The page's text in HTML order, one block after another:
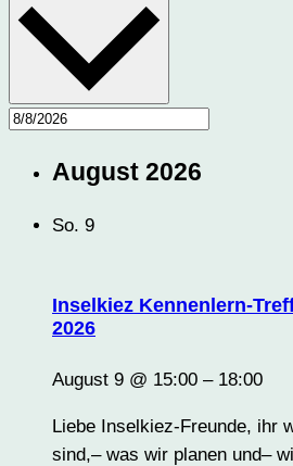
August 2026
So. 9
Inselkiez Kennenlern-
2026
August 9 @ 15:00 – 18:00
Liebe Inselkiez-Freunde, ihr
sind,– was wir planen und–